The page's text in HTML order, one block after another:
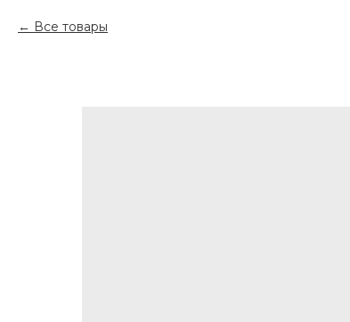
Все товары